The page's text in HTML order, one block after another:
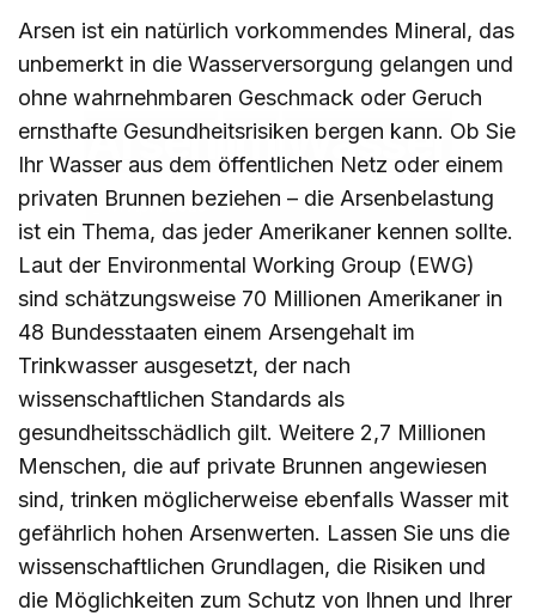
ArsenimWasser
17. April 2025
Arsen ist ein natürlich vorkommendes Mineral, das
unbemerkt in die Wasserversorgung gelangen und
ohne wahrnehmbaren Geschmack oder Geruch
ernsthafte Gesundheitsrisiken bergen kann. Ob Sie
Ihr Wasser aus dem öffentlichen Netz oder einem
privaten Brunnen beziehen – die Arsenbelastung
ist ein Thema, das jeder Amerikaner kennen sollte.
Laut der Environmental Working Group (EWG)
sind schätzungsweise 70 Millionen Amerikaner in
48 Bundesstaaten einem Arsengehalt im
Trinkwasser ausgesetzt, der nach
wissenschaftlichen Standards als
gesundheitsschädlich gilt. Weitere 2,7 Millionen
Menschen, die auf private Brunnen angewiesen
sind, trinken möglicherweise ebenfalls Wasser mit
gefährlich hohen Arsenwerten. Lassen Sie uns die
wissenschaftlichen Grundlagen, die Risiken und
die Möglichkeiten zum Schutz von Ihnen und Ihrer